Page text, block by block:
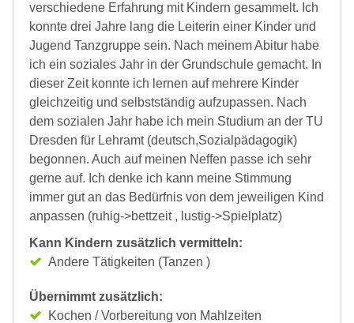
verschiedene Erfahrung mit Kindern gesammelt. Ich
konnte drei Jahre lang die Leiterin einer Kinder und
Jugend Tanzgruppe sein. Nach meinem Abitur habe
ich ein soziales Jahr in der Grundschule gemacht. In
dieser Zeit konnte ich lernen auf mehrere Kinder
gleichzeitig und selbstständig aufzupassen. Nach
dem sozialen Jahr habe ich mein Studium an der TU
Dresden für Lehramt (deutsch,Sozialpädagogik)
begonnen. Auch auf meinen Neffen passe ich sehr
gerne auf. Ich denke ich kann meine Stimmung
immer gut an das Bedürfnis von dem jeweiligen Kind
anpassen (ruhig->bettzeit , lustig->Spielplatz)
Kann Kindern zusätzlich vermitteln:
Andere Tätigkeiten (Tanzen )
Übernimmt zusätzlich:
Kochen / Vorbereitung von Mahlzeiten